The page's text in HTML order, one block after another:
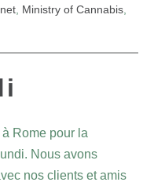
Ministry of Cannabis
à Rome pour la
Nous avons
nos clients et amis